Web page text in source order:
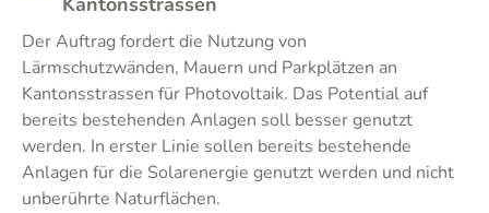
Der Auftrag fordert die Nutzung von
Lärmschutzwänden, Mauern und Parkplätzen an
Kantonsstrassen für Photovoltaik. Das Potential auf
bereits bestehenden Anlagen soll besser genutzt
werden. In erster Linie sollen bereits bestehende
Anlagen für die Solarenergie genutzt werden und nicht
unberührte Naturflächen.